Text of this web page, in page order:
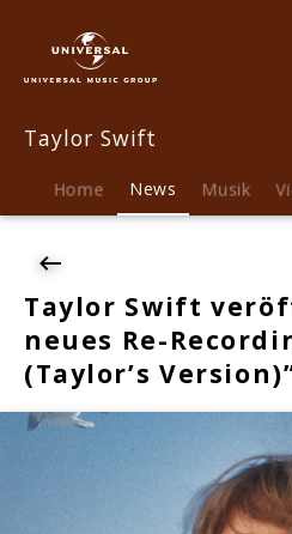
News
Taylor
veröffentlicht
neues
Recording
(Taylor’s
Version)"
Taylor Swift
Home News Musik
Taylor Swift
neues Re-
(Taylor’s